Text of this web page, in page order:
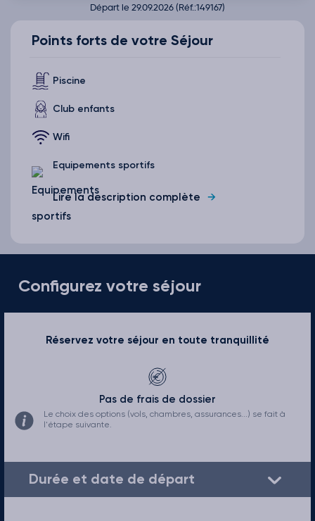
Points forts de votre Séjour
Piscine
Club enfants
Wifi
Equipements sportifs
Lire la description complète
Départ le 29.09.2026 (Réf.:149167)
Configurez votre séjour
Réservez votre séjour en toute tranquillité
Pas de frais de dossier
Le choix des options (vols, chambres, assurances...) se fait à
l'étape suivante.
Durée et date de départ